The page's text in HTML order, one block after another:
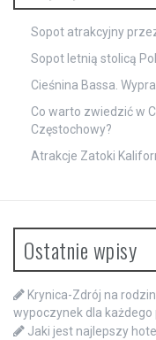
Sopot atrakcyjny
Sopot letnią stolicą
Cieśnina Bassa.
Co warto zwiedzić w
Częstochowy?
Atrakcje Zatoki
Ostatnie wpisy
Krynica-Zdrój na
wypoczynek dla każdego
Jaki jest najlepszy